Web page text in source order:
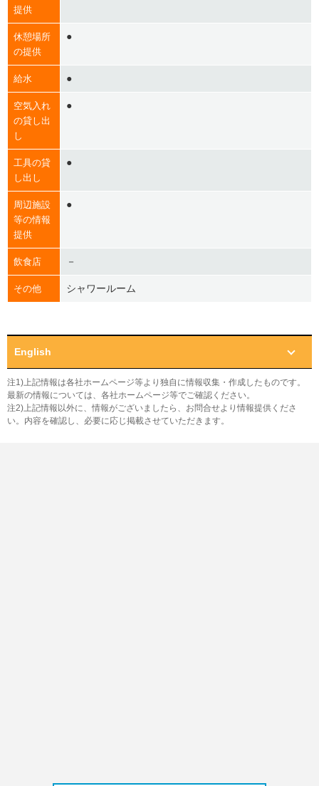
提供
休憩場所
の提供
●
給水 ●
空気入れ
の貸し出
し
●
工具の貸
し出し
●
周辺施設
等の情報
提供
●
飲食店 －
その他 シャワールーム
English
注1)上記情報は各社ホームページ等より独自に情報収集・作成したものです。
最新の情報については、各社ホームページ等でご確認ください。
注2)上記情報以外に、情報がございましたら、お問合せより情報提供くださ
い。内容を確認し、必要に応じ掲載させていただきます。